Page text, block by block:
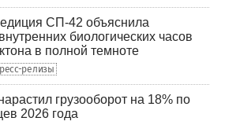
СП-42 объяснила
биологических часов
в полной темноте
релизы
грузооборот на 18% по
2026 года